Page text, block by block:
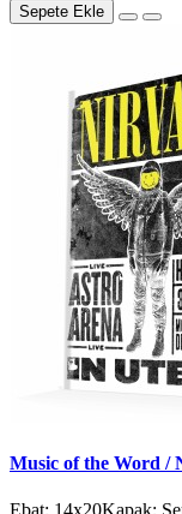
Sepete Ekle
Music of the Word /